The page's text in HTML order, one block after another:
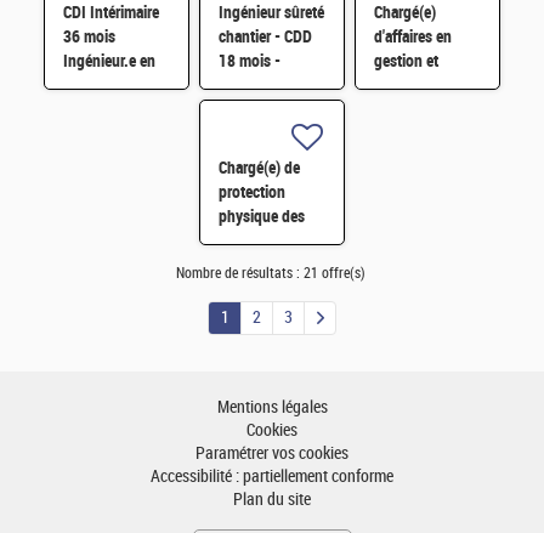
CDI Intérimaire
36 mois
Ingénieur.e en
Sûreté Nucléaire
Ingénieur sûreté
chantier - CDD
18 mois -
Cadarache F/H
Chargé(e)
d'affaires en
gestion et
contrôle des
Chargé(e) de
protection
physique des
sites et
installations
de malveillance
H/F
Nombre de résultats : 21 offre(s)
1 2 3
Mentions légales
Cookies
Paramétrer vos cookies
Accessibilité : partiellement conforme
Plan du site